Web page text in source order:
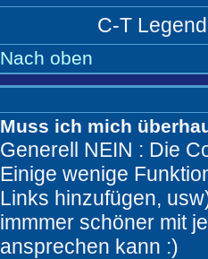
C-T
Nach oben
Muss ich mich
Generell NEIN : Die
Einige wenige
Links hinzufügen,
immmer schöner mit
ansprechen kann :)